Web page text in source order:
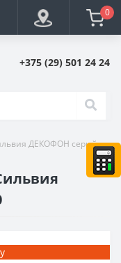
0
+375 (29) 501 24 24
ДЕКОФОН серый